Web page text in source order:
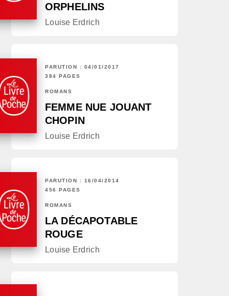
ORPHELINS
Louise Erdrich
PARUTION : 04/01/2017
384 PAGES
ROMANS
FEMME NUE JOUANT
CHOPIN
Louise Erdrich
PARUTION : 16/04/2014
456 PAGES
ROMANS
LA DÉCAPOTABLE
ROUGE
Louise Erdrich